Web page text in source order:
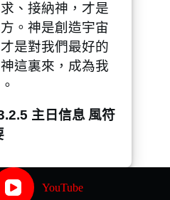
、接納神，才是
。神是創造宇宙
是對我們最好的
這裏來，成為我
主日信息 風符
YouTube